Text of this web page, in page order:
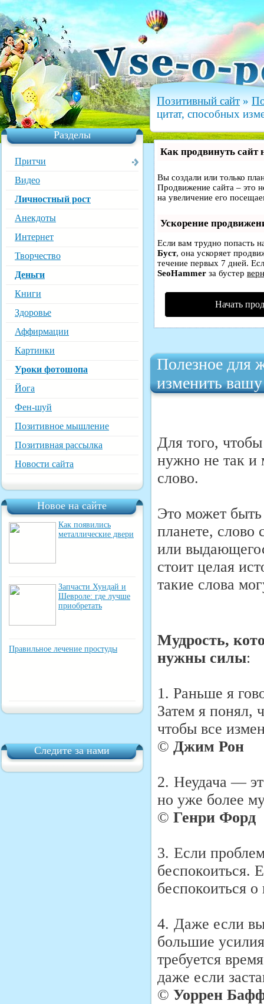
Разделы
Притчи
Видео
Личностный рост
Анекдоты
Интернет
Творчество
Деньги
Книги
Здоровье
Аффирмации
Картинки
Уроки фотошопа
Йога
Фен-шуй
Позитивное мышление
Позитивная рассылка
Новости сайта
Новое на сайте
Как появились
металлические двери
Запчасти Хундай и
Шевроле: где лучше
приобретать
Правильное лечение простуды
Следите за нами
Позитивный сайт »
цитат, способных
Как продвинуть сайт
Вы создали или только
Продвижение сайта – это
на увеличение его
Ускорение
Если вам трудно попасть
Буст, она ускоряет
течение первых 7 дней.
SeoHammer за бустер
Начать
Полезное для
изменить
Для того,
нужно не так и
слово.
Это может
планете, слово
или
стоит целая
такие слова
Мудрость,
нужны силы:
1. Раньше я
Затем я понял,
чтобы все
© Джим Рон
2. Неудача —
но уже более
© Генри Форд
3. Если
беспокоиться.
беспокоиться
4. Даже если вы
большие
требуется
даже если
© Уоррен